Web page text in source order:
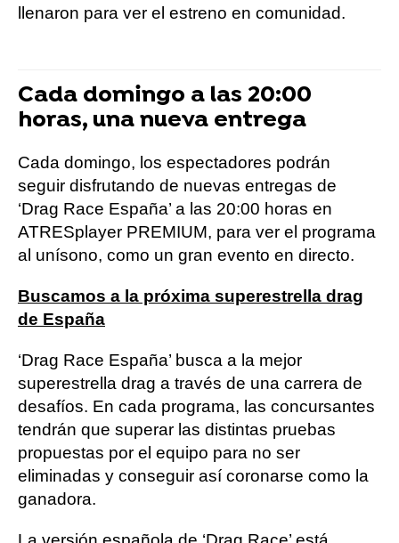
llenaron para ver el estreno en comunidad.
Cada domingo a las 20:00
horas, una nueva entrega
Cada domingo, los espectadores podrán
seguir disfrutando de nuevas entregas de
‘Drag Race España’ a las 20:00 horas en
ATRESplayer PREMIUM, para ver el programa
al unísono, como un gran evento en directo.
Buscamos a la próxima superestrella drag
de España
‘Drag Race España’ busca a la mejor
superestrella drag a través de una carrera de
desafíos. En cada programa, las concursantes
tendrán que superar las distintas pruebas
propuestas por el equipo para no ser
eliminadas y conseguir así coronarse como la
ganadora.